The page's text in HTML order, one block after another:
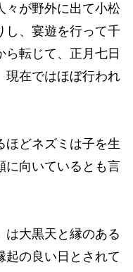
々が野外に出て小松
し、宴遊を行って千
ら転じて、正月七日
現在ではほぼ行われ
ほどネズミは子を生
に向いているとも言
は大黒天と縁のある
起の良い日とされて